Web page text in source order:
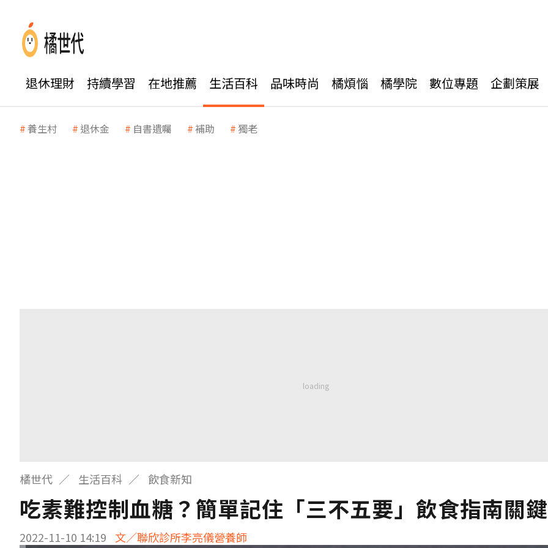
退休理財 持續學習 在地推薦 生活百科 品味時尚 橘煩惱 橘學院 數位專題 企劃策展
養生村 退休金 自書遺囑 補助 獨老
橘世代 生活百科 飲食新知
吃素難控制血糖？簡單記住「三不五要」飲食指南關
2022-11-10 14:19 文／聯欣診所李亮儀營養師